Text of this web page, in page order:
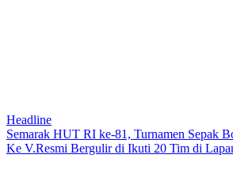
Headline
Semarak HUT RI ke-81, Turnamen Sepak
Ke V.Resmi Bergulir di Ikuti 20 Tim di